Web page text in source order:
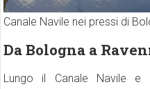
Canale Navile nei pressi di
Da Bologna a
Lungo il Canale Navile